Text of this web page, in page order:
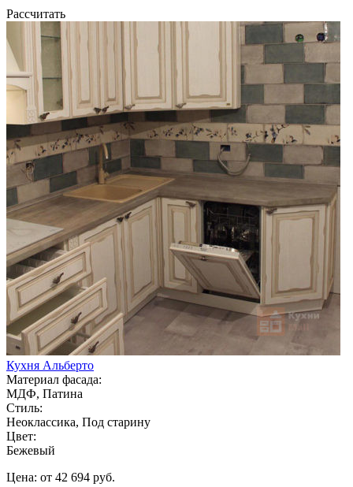
Рассчитать
Кухня Альберто
Материал фасада:
МДФ, Патина
Стиль:
Неоклассика, Под старину
Цвет:
Бежевый
Цена: от 42 694 руб.